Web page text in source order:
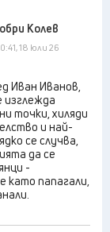
Колев
18 юли 26
Иван Иванов,
изглежда
точки, хиляди
и най-
се случва,
да се
-
като папагали,